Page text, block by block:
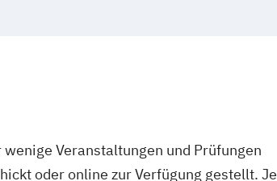
Veranstaltungen und Prüfungen
oder online zur Verfügung gestellt. Je